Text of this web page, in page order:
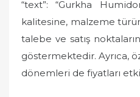
“text”: “Gurkha
kalitesine, malzeme
talebe ve satış
göstermektedir. Ayrıca,
dönemleri de fiyatları